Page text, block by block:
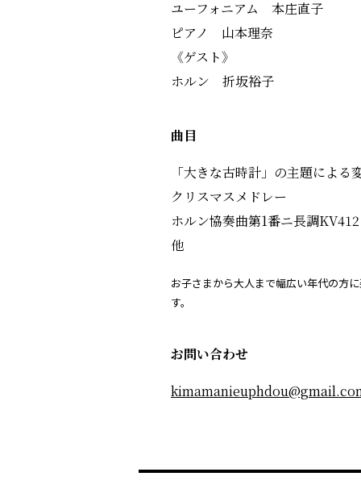
ユーフォニアム 本庄直子
ピアノ 山本理奈
《ゲスト》
ホルン 折坂裕子
曲目
「大きな古時計」の主題による
クリスマスメドレー
ホルン協奏曲第1番ニ長調KV412
他
お子さまから大人まで幅広い年代の方
す。
お問い合わせ